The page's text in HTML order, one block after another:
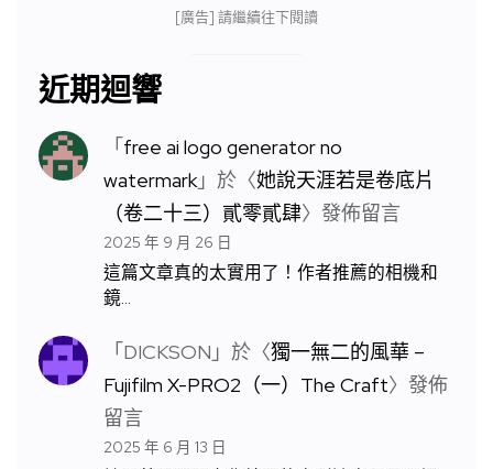
[廣告] 請繼續往下閱讀
近期迴響
「free ai logo generator no
watermark」於〈她說天涯若是卷底片
（卷二十三）貳零貳肆〉發佈留言
2025 年 9 月 26 日
這篇文章真的太實用了！作者推薦的相機和
鏡…
「DICKSON 」於〈獨一無二的風華 –
Fujifilm X-PRO2（一）The Craft〉發佈
留言
2025 年 6 月 13 日